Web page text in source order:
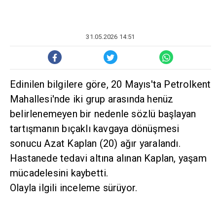
31.05.2026 14:51
Edinilen bilgilere göre, 20 Mayıs'ta Petrolkent
Mahallesi'nde iki grup arasında henüz
belirlenemeyen bir nedenle sözlü başlayan
tartışmanın bıçaklı kavgaya dönüşmesi
sonucu Azat Kaplan (20) ağır yaralandı.
Hastanede tedavi altına alınan Kaplan, yaşam
mücadelesini kaybetti.
Olayla ilgili inceleme sürüyor.